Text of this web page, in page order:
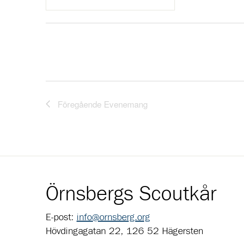
Föregående Evenemang
Örnsbergs Scoutkår
E-post: info@ornsberg.org
Hövdingagatan 22, 126 52 Hägersten